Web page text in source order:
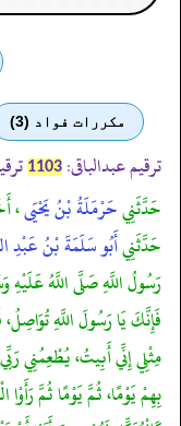
مكررات فواد (3)
ترقیم عبدالباقی: 1103
حَدَّثَنِيحَرْمَلَةُ بْنُ يَحْيَى،
حَدَّثَنِيأَبُو سَلَمَةَ بْنُ عَبْدِ
رَسُولُ اللَّهِ صَلَّى اللَّهُ
فَإِنَّكَ يَا رَسُولَ اللَّهِ
مِثْلِي إِنِّي أَبِيتُ، يُطْعِمُنِي
بِهِمْ يَوْمًا، ثُمَّ يَوْمًا ثُمَّ